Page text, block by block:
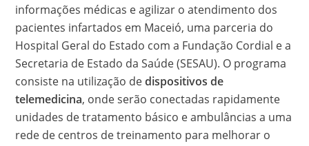
informações médicas e agilizar o atendimento dos
pacientes infartados em Maceió, uma parceria do
Hospital Geral do Estado com a Fundação Cordial e a
Secretaria de Estado da Saúde (SESAU). O programa
consiste na utilização dedispositivos de
telemedicina, onde serão conectadas rapidamente
unidades de tratamento básico e ambulâncias a uma
rede de centros de treinamento para melhorar o